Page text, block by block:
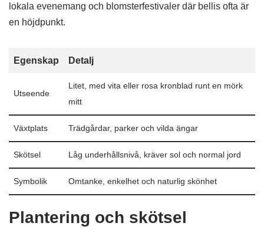
lokala evenemang och blomsterfestivaler där bellis ofta är
en höjdpunkt.
Egenskap Detalj
Utseende
Litet, med vita eller rosa kronblad runt en mörk
mitt
Växtplats Trädgårdar, parker och vilda ängar
Skötsel Låg underhållsnivå, kräver sol och normal jord
Symbolik Omtanke, enkelhet och naturlig skönhet
Plantering och skötsel